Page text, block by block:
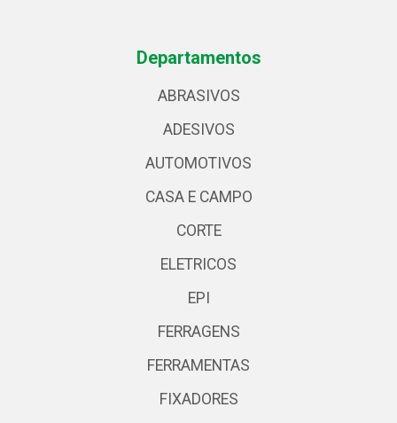
Departamentos
ABRASIVOS
ADESIVOS
AUTOMOTIVOS
CASA E CAMPO
CORTE
ELETRICOS
EPI
FERRAGENS
FERRAMENTAS
FIXADORES